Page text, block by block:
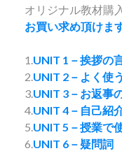
オリジナル教材購
お買い求め頂けます
1.UNIT 1－挨拶の
2.UNIT 2－よく使
3.UNIT 3－お返事
4.UNIT 4－自己紹
5.UNIT 5－授業で
6.UNIT 6－疑問詞